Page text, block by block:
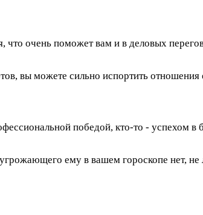
что очень поможет вам и в деловых
вы можете сильно испортить
победой, кто-то - успехом в
ему в вашем гороскопе нет,